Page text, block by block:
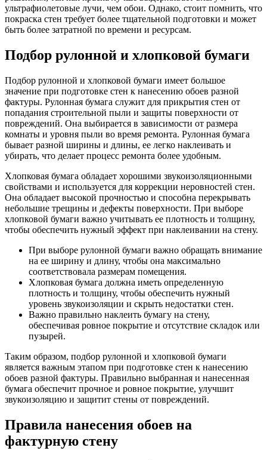
ультрафиолетовые лучи, чем обои. Однако, стоит помнить, что
покраска стен требует более тщательной подготовки и может
быть более затратной по времени и ресурсам.
Подбор рулонной и хлопковой бумаги
Подбор рулонной и хлопковой бумаги имеет большое
значение при подготовке стен к нанесению обоев разной
фактуры. Рулонная бумага служит для прикрытия стен от
попадания строительной пыли и защиты поверхности от
повреждений. Она выбирается в зависимости от размера
комнаты и уровня пыли во время ремонта. Рулонная бумага
бывает разной ширины и длины, ее легко наклеивать и
убирать, что делает процесс ремонта более удобным.
Хлопковая бумага обладает хорошими звукоизоляционными
свойствами и используется для коррекции неровностей стен.
Она обладает высокой прочностью и способна перекрывать
небольшие трещины и дефекты поверхности. При выборе
хлопковой бумаги важно учитывать ее плотность и толщину,
чтобы обеспечить нужный эффект при наклеивании на стену.
При выборе рулонной бумаги важно обращать внимание
на ее ширину и длину, чтобы она максимально
соответствовала размерам помещения.
Хлопковая бумага должна иметь определенную
плотность и толщину, чтобы обеспечить нужный
уровень звукоизоляции и скрыть недостатки стен.
Важно правильно наклеить бумагу на стену,
обеспечивая ровное покрытие и отсутствие складок или
пузырей.
Таким образом, подбор рулонной и хлопковой бумаги
является важным этапом при подготовке стен к нанесению
обоев разной фактуры. Правильно выбранная и нанесенная
бумага обеспечит прочное и ровное покрытие, улучшит
звукоизоляцию и защитит стены от повреждений.
Правила нанесения обоев на
фактурную стену